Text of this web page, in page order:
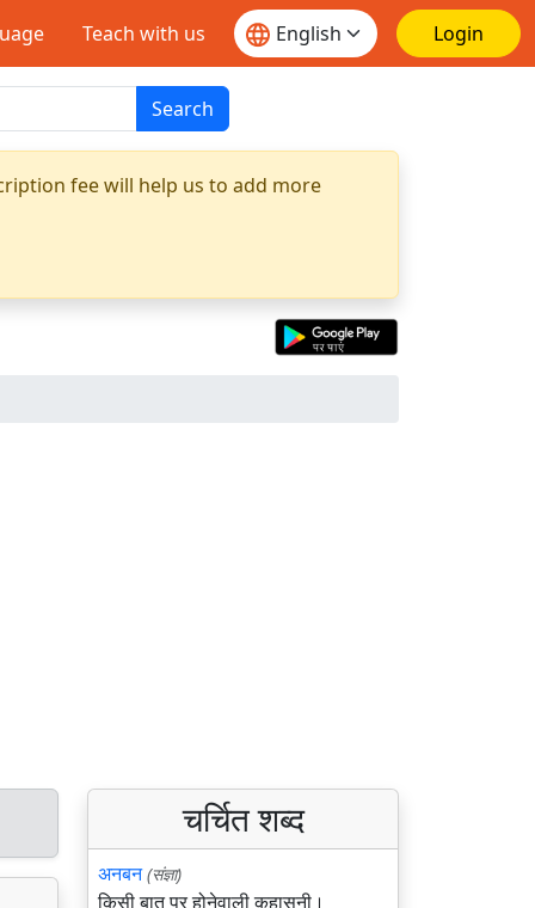
Teach with us Login
Search
fee will help us to add more
चर्चित शब्द
अनबन (संज्ञा)
किसी बात पर होनेवाली कहासुनी।